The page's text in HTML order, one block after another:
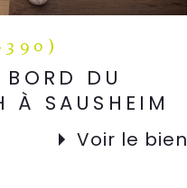
DU
À SAUSHEIM
Voir le bien